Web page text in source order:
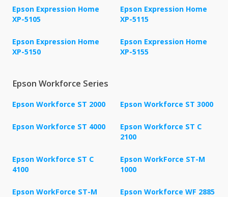
Epson Expression Home
XP-5105
Epson Expression Home
XP-5115
Epson Expression Home
XP-5150
Epson Expression Home
XP-5155
Epson Workforce Series
Epson Workforce ST 2000 Epson Workforce ST 3000
Epson Workforce ST 4000
Epson Workforce ST C
2100
Epson Workforce ST C
4100
Epson WorkForce ST-M
1000
Epson WorkForce ST-M
Epson Workforce WF 2885